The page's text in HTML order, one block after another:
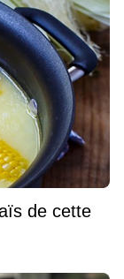
de cette